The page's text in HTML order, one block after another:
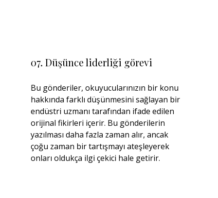
07. Düşünce liderliği görevi
Bu gönderiler, okuyucularınızın bir konu
hakkında farklı düşünmesini sağlayan bir
endüstri uzmanı tarafından ifade edilen
orijinal fikirleri içerir. Bu gönderilerin
yazılması daha fazla zaman alır, ancak
çoğu zaman bir tartışmayı ateşleyerek
onları oldukça ilgi çekici hale getirir.